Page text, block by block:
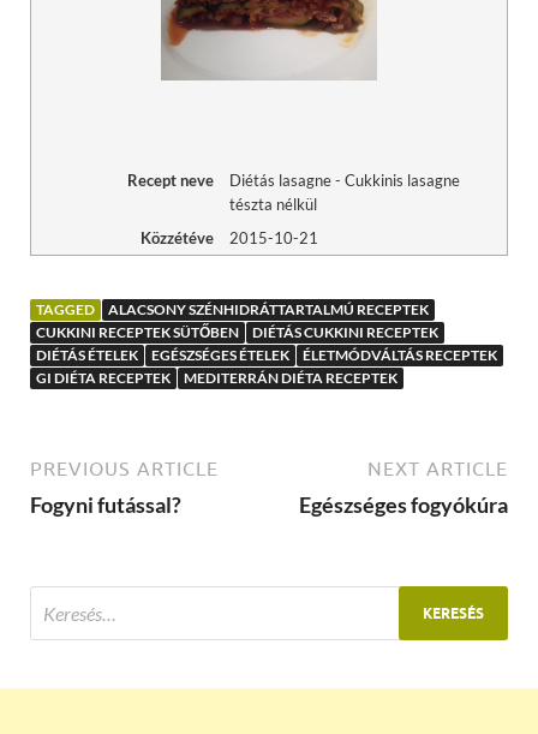
Recept neve
Diétás lasagne - Cukkinis lasagne
tészta nélkül
Közzétéve
2015-10-21
TAGGED
ALACSONY SZÉNHIDRÁTTARTALMÚ RECEPTEK
CUKKINI RECEPTEK SÜTŐBEN
DIÉTÁS CUKKINI RECEPTEK
DIÉTÁS ÉTELEK
EGÉSZSÉGES ÉTELEK
ÉLETMÓDVÁLTÁS RECEPTEK
GI DIÉTA RECEPTEK
MEDITERRÁN DIÉTA RECEPTEK
PREVIOUS ARTICLE
Fogyni futással?
NEXT ARTICLE
Egészséges fogyókúra